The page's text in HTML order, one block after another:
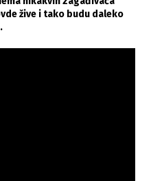
žive i tako budu daleko